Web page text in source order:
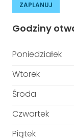
ZAPLANUJ
Godziny
Poniedziałek
Wtorek
Środa
Czwartek
Piątek